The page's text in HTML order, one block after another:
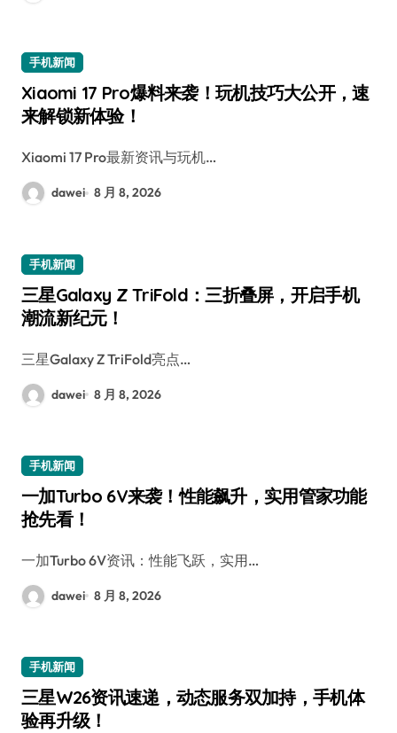
手机新闻
Xiaomi 17 Pro爆料来袭！玩机技巧大公开，速
来解锁新体验！
Xiaomi 17 Pro最新资讯与玩机…
dawei 8 月 8, 2026
手机新闻
三星Galaxy Z TriFold：三折叠屏，开启手机
潮流新纪元！
三星Galaxy Z TriFold亮点…
dawei 8 月 8, 2026
手机新闻
一加Turbo 6V来袭！性能飙升，实用管家功能
抢先看！
一加Turbo 6V资讯：性能飞跃，实用…
dawei 8 月 8, 2026
手机新闻
三星W26资讯速递，动态服务双加持，手机体
验再升级！